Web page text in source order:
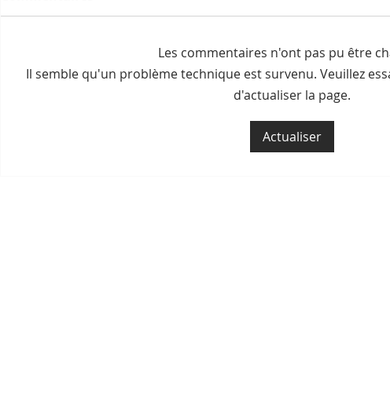
l'ombre du Stade
Olympique de
Les commentaires n'ont pas pu être
Il semble qu'un problème technique est survenu. Veuillez
d'actualiser la page.
Actualiser